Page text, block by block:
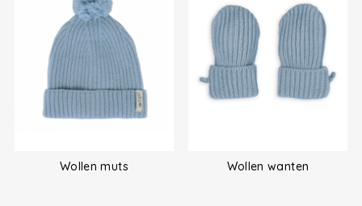
Wollen muts Wollen wanten